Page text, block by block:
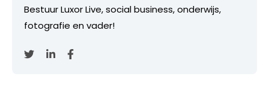
Bestuur Luxor Live, social business, onderwijs,
fotografie en vader!